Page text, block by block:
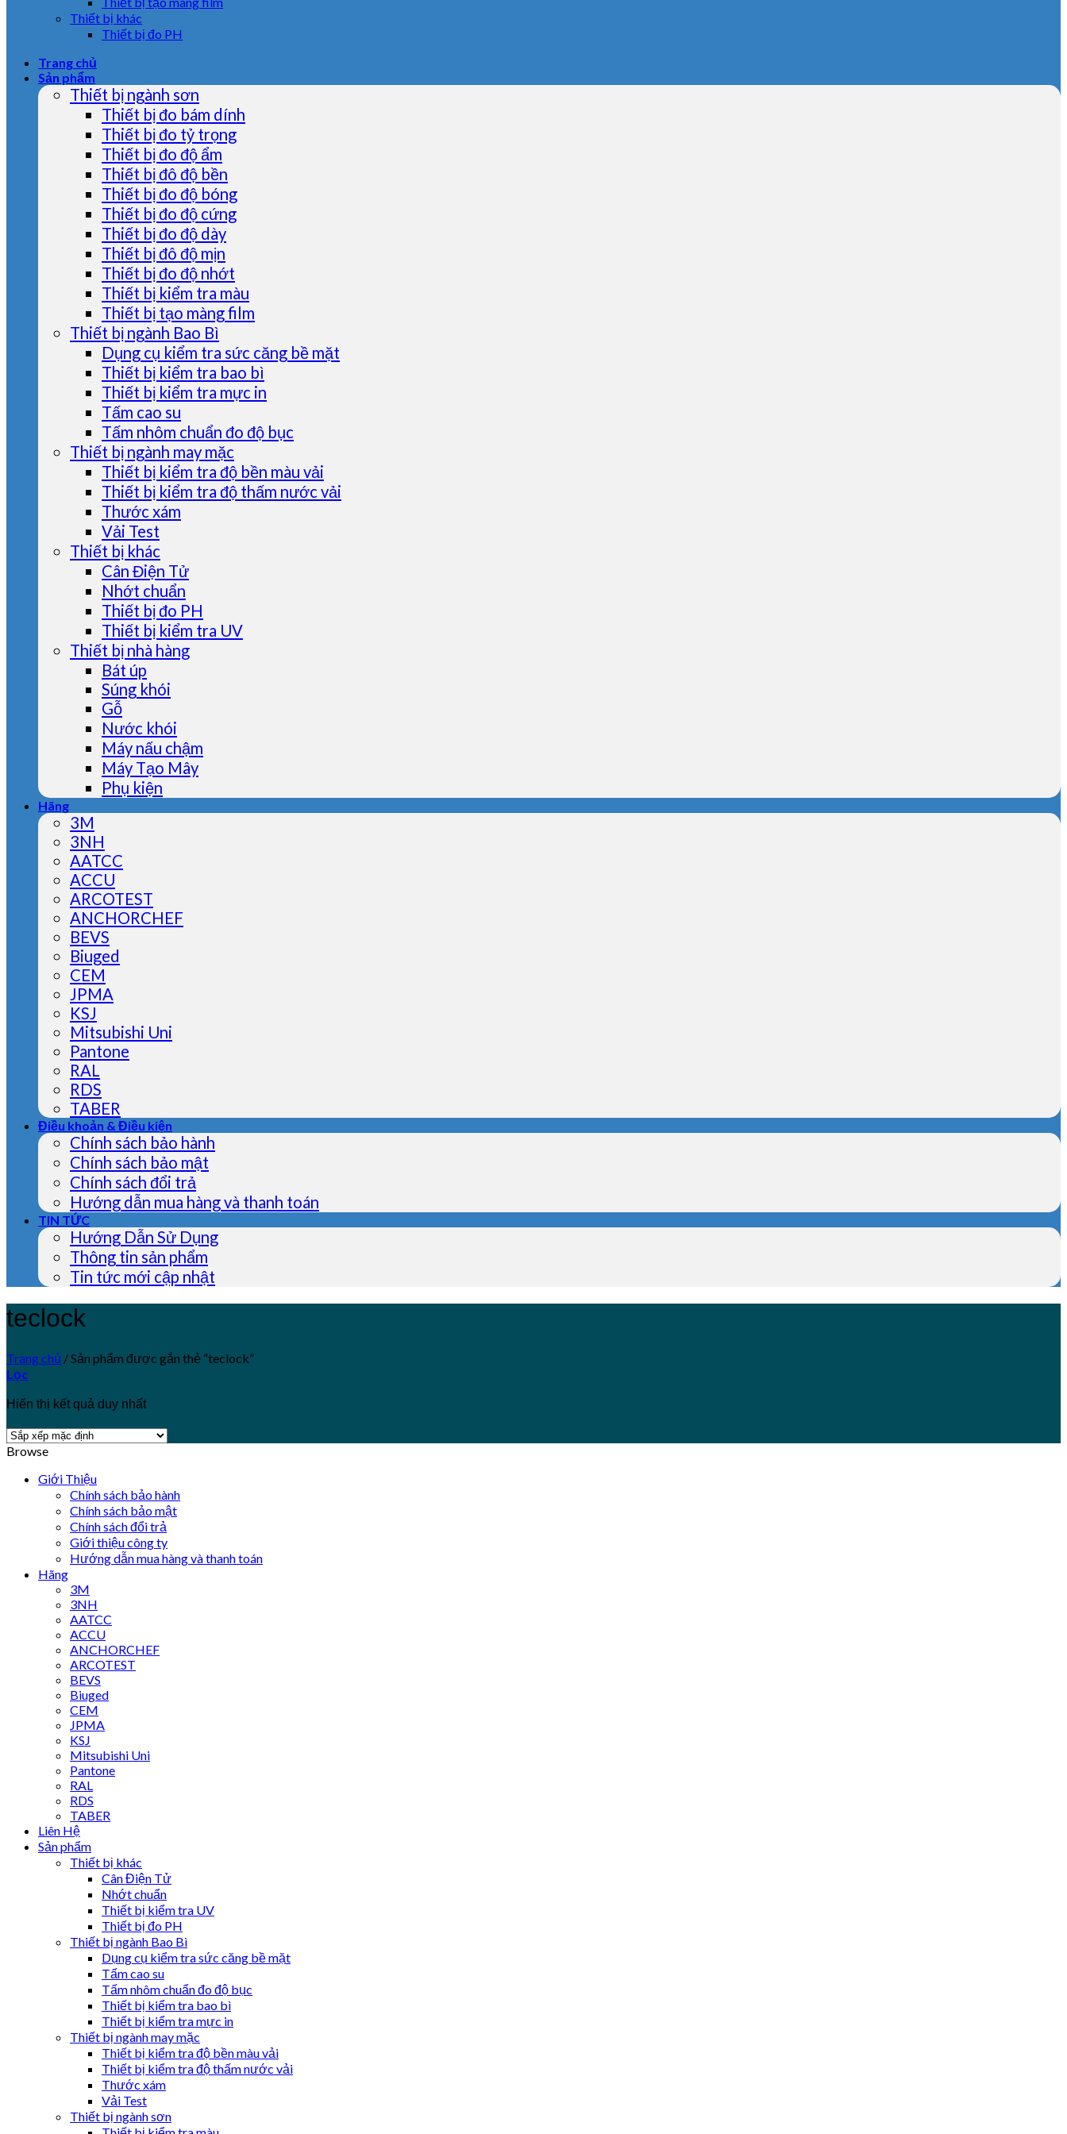
Thiết bị khác
Thiết bị đo PH
Trang chủ
Sản phẩm
Thiết bị ngành sơn
Thiết bị đo bám dính
Thiết bị đo tỷ trọng
Thiết bị đo độ ẩm
Thiết bị đô độ bền
Thiết bị đo độ bóng
Thiết bị đo độ cứng
Thiết bị đo độ dày
Thiết bị đô độ mịn
Thiết bị đo độ nhớt
Thiết bị kiểm tra màu
Thiết bị tạo màng film
Thiết bị ngành Bao Bì
Dụng cụ kiểm tra sức căng bề mặt
Thiết bị kiểm tra bao bì
Thiết bị kiểm tra mực in
Tấm cao su
Tấm nhôm chuẩn đo độ bục
Thiết bị ngành may mặc
Thiết bị kiểm tra độ bền màu vải
Thiết bị kiểm tra độ thấm nước vải
Thước xám
Vải Test
Thiết bị khác
Cân Điện Tử
Nhớt chuẩn
Thiết bị đo PH
Thiết bị kiểm tra UV
Thiết bị nhà hàng
Bát úp
Súng khói
Gỗ
Nước khói
Máy nấu chậm
Máy Tạo Mây
Phụ kiện
Hãng
3M
3NH
AATCC
ACCU
ARCOTEST
ANCHORCHEF
BEVS
Biuged
CEM
JPMA
KSJ
Mitsubishi Uni
Pantone
RAL
RDS
TABER
Điều khoản & Điều kiện
Chính sách bảo hành
Chính sách bảo mật
Chính sách đổi trả
Hướng dẫn mua hàng và thanh toán
TIN TỨC
Hướng Dẫn Sử Dụng
Thông tin sản phẩm
Tin tức mới cập nhật
teclock
Trang chủ /Sản phẩm được gắn thẻ “teclock”
Lọc
Hiển thị kết quả duy nhất
Browse
Giới Thiệu
Chính sách bảo hành
Chính sách bảo mật
Chính sách đổi trả
Giới thiệu công ty
Hướng dẫn mua hàng và thanh toán
Hãng
3M
3NH
AATCC
ACCU
ANCHORCHEF
ARCOTEST
BEVS
Biuged
CEM
JPMA
KSJ
Mitsubishi Uni
Pantone
RAL
RDS
TABER
Liên Hệ
Sản phẩm
Thiết bị khác
Cân Điện Tử
Nhớt chuẩn
Thiết bị kiểm tra UV
Thiết bị đo PH
Thiết bị ngành Bao Bì
Dụng cụ kiểm tra sức căng bề mặt
Tấm cao su
Tấm nhôm chuẩn đo độ bục
Thiết bị kiểm tra bao bì
Thiết bị kiểm tra mực in
Thiết bị ngành may mặc
Thiết bị kiểm tra độ bền màu vải
Thiết bị kiểm tra độ thấm nước vải
Thước xám
Vải Test
Thiết bị ngành sơn